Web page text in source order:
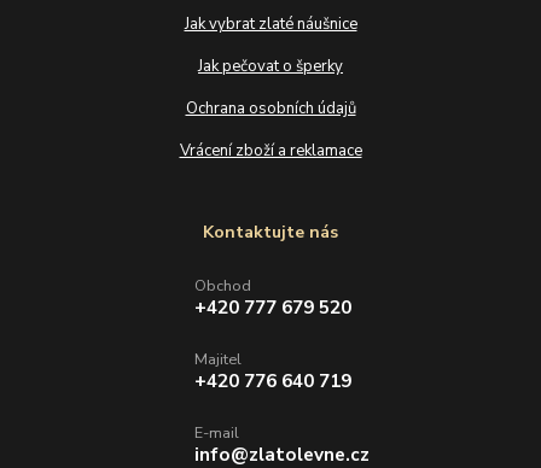
Jak vybrat zlaté náušnice
Jak pečovat o šperky
Ochrana osobních údajů
Vrácení zboží a reklamace
Kontaktujte nás
Obchod
+420 777 679 520
Majitel
+420 776 640 719
E-mail
info@zlatolevne.cz